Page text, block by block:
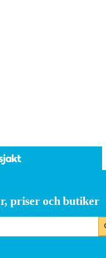
priser och butiker